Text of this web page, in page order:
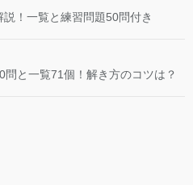
！一覧と練習問題50問付き
問と一覧71個！解き方のコツは？